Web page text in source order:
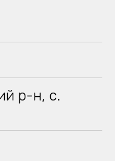
р-н, с.